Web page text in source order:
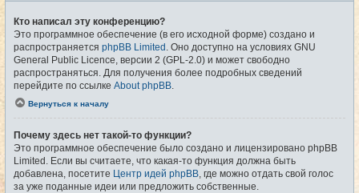
Кто написал эту конференцию?
Это программное обеспечение (в его исходной форме) создано и
распространяется phpBB Limited . Оно доступно на условиях GNU
General Public Licence, версии 2 (GPL-2.0) и может свободно
распространяться. Для получения более подробных сведений
перейдите по ссылке About phpBB
Вернуться к началу
Почему здесь нет такой-то функции?
Это программное обеспечение было создано и лицензировано phpBB
Limited. Если вы считаете, что какая-то функция должна быть
добавлена, посетите Центр идей phpBB , где можно отдать свой голос
за уже поданные идеи или предложить собственные.